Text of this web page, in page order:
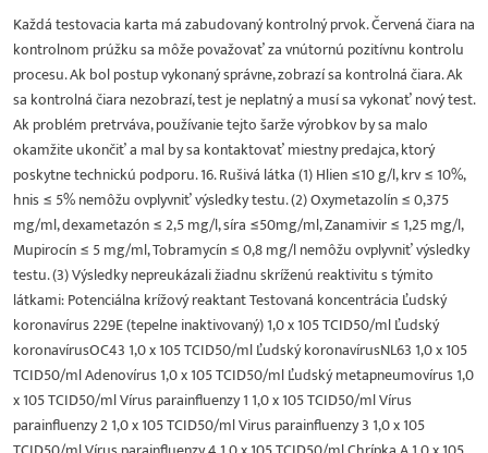
Každá testovacia karta má zabudovaný kontrolný prvok. Červená čiara na
kontrolnom prúžku sa môže považovať za vnútornú pozitívnu kontrolu
procesu. Ak bol postup vykonaný správne, zobrazí sa kontrolná čiara. Ak
sa kontrolná čiara nezobrazí, test je neplatný a musí sa vykonať nový test.
Ak problém pretrváva, používanie tejto šarže výrobkov by sa malo
okamžite ukončiť a mal by sa kontaktovať miestny predajca, ktorý
poskytne technickú podporu. 16. Rušivá látka (1) Hlien ≤10 g/l, krv ≤ 10%,
hnis ≤ 5% nemôžu ovplyvniť výsledky testu. (2) Oxymetazolín ≤ 0,375
mg/ml, dexametazón ≤ 2,5 mg/l, síra ≤50mg/ml, Zanamivir ≤ 1,25 mg/l,
Mupirocín ≤ 5 mg/ml, Tobramycín ≤ 0,8 mg/l nemôžu ovplyvniť výsledky
testu. (3) Výsledky nepreukázali žiadnu skríženú reaktivitu s týmito
látkami: Potenciálna krížový reaktant Testovaná koncentrácia Ľudský
koronavírus 229E (tepelne inaktivovaný) 1,0 x 105 TCID50/ml Ľudský
koronavírusOC43 1,0 x 105 TCID50/ml Ľudský koronavírusNL63 1,0 x 105
TCID50/ml Adenovírus 1,0 x 105 TCID50/ml Ľudský metapneumovírus 1,0
x 105 TCID50/ml Vírus parainfluenzy 1 1,0 x 105 TCID50/ml Vírus
parainfluenzy 2 1,0 x 105 TCID50/ml Virus parainfluenzy 3 1,0 x 105